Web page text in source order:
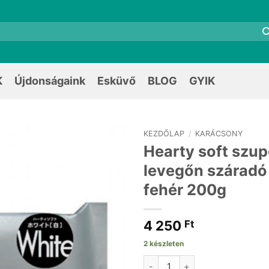
Újdonságaink Esküvő BLOG GYIK
KEZDŐLAP / KARÁCSONY
Hearty soft
levegőn
fehér 200g
4 250 Ft
2 készleten